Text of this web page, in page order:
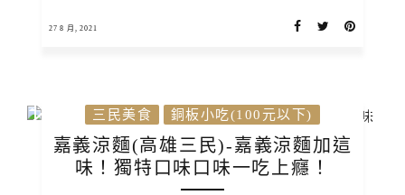
27 8 月, 2021
三民美食 銅板小吃(100元以下)
嘉義涼麵(高雄三民)-嘉義涼麵加這
味！獨特口味口味一吃上癮！